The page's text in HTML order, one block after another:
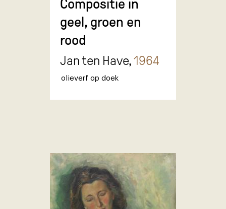
Compositie in
geel, groen en
rood
Jan ten Have,1964
olieverf op doek